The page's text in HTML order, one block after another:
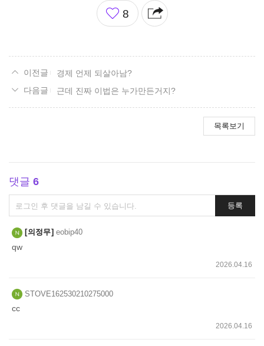
좋
아
8
경제 언제 되살아남?
근데 진짜 이법은 누가만든거지?
목록보기
댓글 6
댓
글
쓰
기
등록
의정무 eobip40
qw
2026.04.16
STOVE162530210275000
cc
2026.04.16